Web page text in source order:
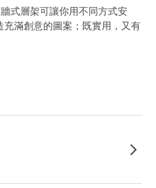
式層架可讓你用不同方式安
滿創意的圖案；既實用，又有